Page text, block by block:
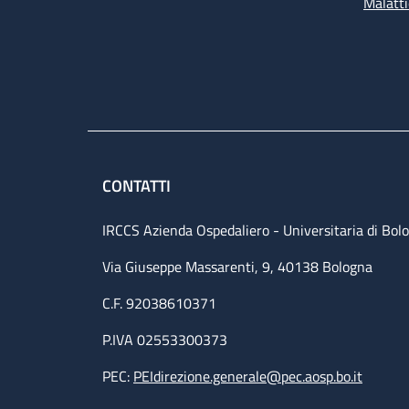
CONTATTI
IRCCS Azienda Ospedaliero - Universitaria di
Via Giuseppe Massarenti, 9, 40138 Bologna
C.F. 92038610371
P.IVA 02553300373
PEC: PEIdirezione.generale@pec.aosp.bo.it